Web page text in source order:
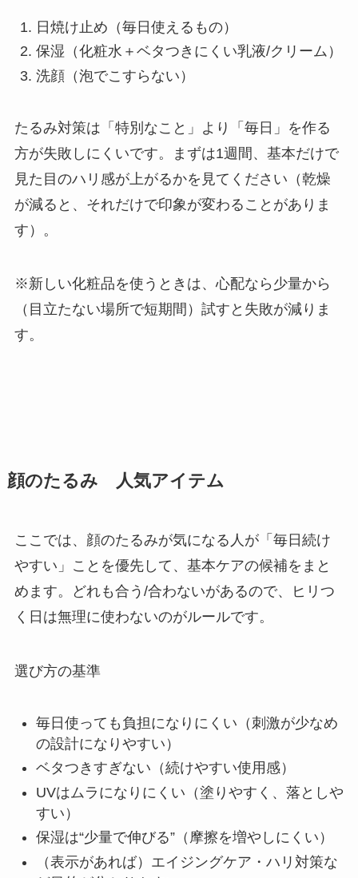
日焼け止め（毎日使えるもの）
保湿（化粧水＋ベタつきにくい乳液/クリーム）
洗顔（泡でこすらない）
たるみ対策は「特別なこと」より「毎日」を作る
方が失敗しにくいです。まずは1週間、基本だけで
見た目のハリ感が上がるかを見てください（乾燥
が減ると、それだけで印象が変わることがありま
す）。
※新しい化粧品を使うときは、心配なら少量から
（目立たない場所で短期間）試すと失敗が減りま
す。
顔のたるみ 人気アイテム
ここでは、顔のたるみが気になる人が「毎日続け
やすい」ことを優先して、基本ケアの候補をまと
めます。どれも合う/合わないがあるので、ヒリつ
く日は無理に使わないのがルールです。
選び方の基準
毎日使っても負担になりにくい（刺激が少なめ
の設計になりやすい）
ベタつきすぎない（続けやすい使用感）
UVはムラになりにくい（塗りやすく、落としや
すい）
保湿は“少量で伸びる”（摩擦を増やしにくい）
（表示があれば）エイジングケア・ハリ対策な